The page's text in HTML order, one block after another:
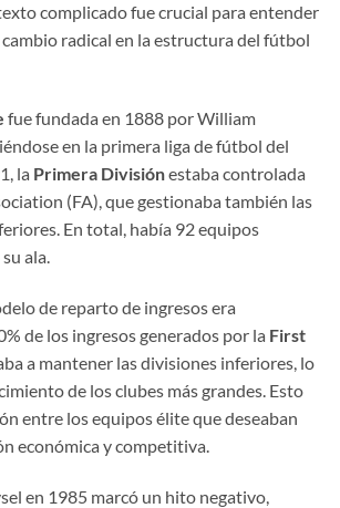
complicado fue crucial para entender
cambio radical en la estructura del fútbol
fue fundada en 1888 por William
en la primera liga de fútbol del
la Primera Divisiónestaba controlada
(FA), que gestionaba también las
En total, había 92 equipos
ala.
de reparto de ingresos era
de los ingresos generados por la First
a mantener las divisiones inferiores, lo
de los clubes más grandes. Esto
entre los equipos élite que deseaban
económica y competitiva.
en 1985 marcó un hito negativo,